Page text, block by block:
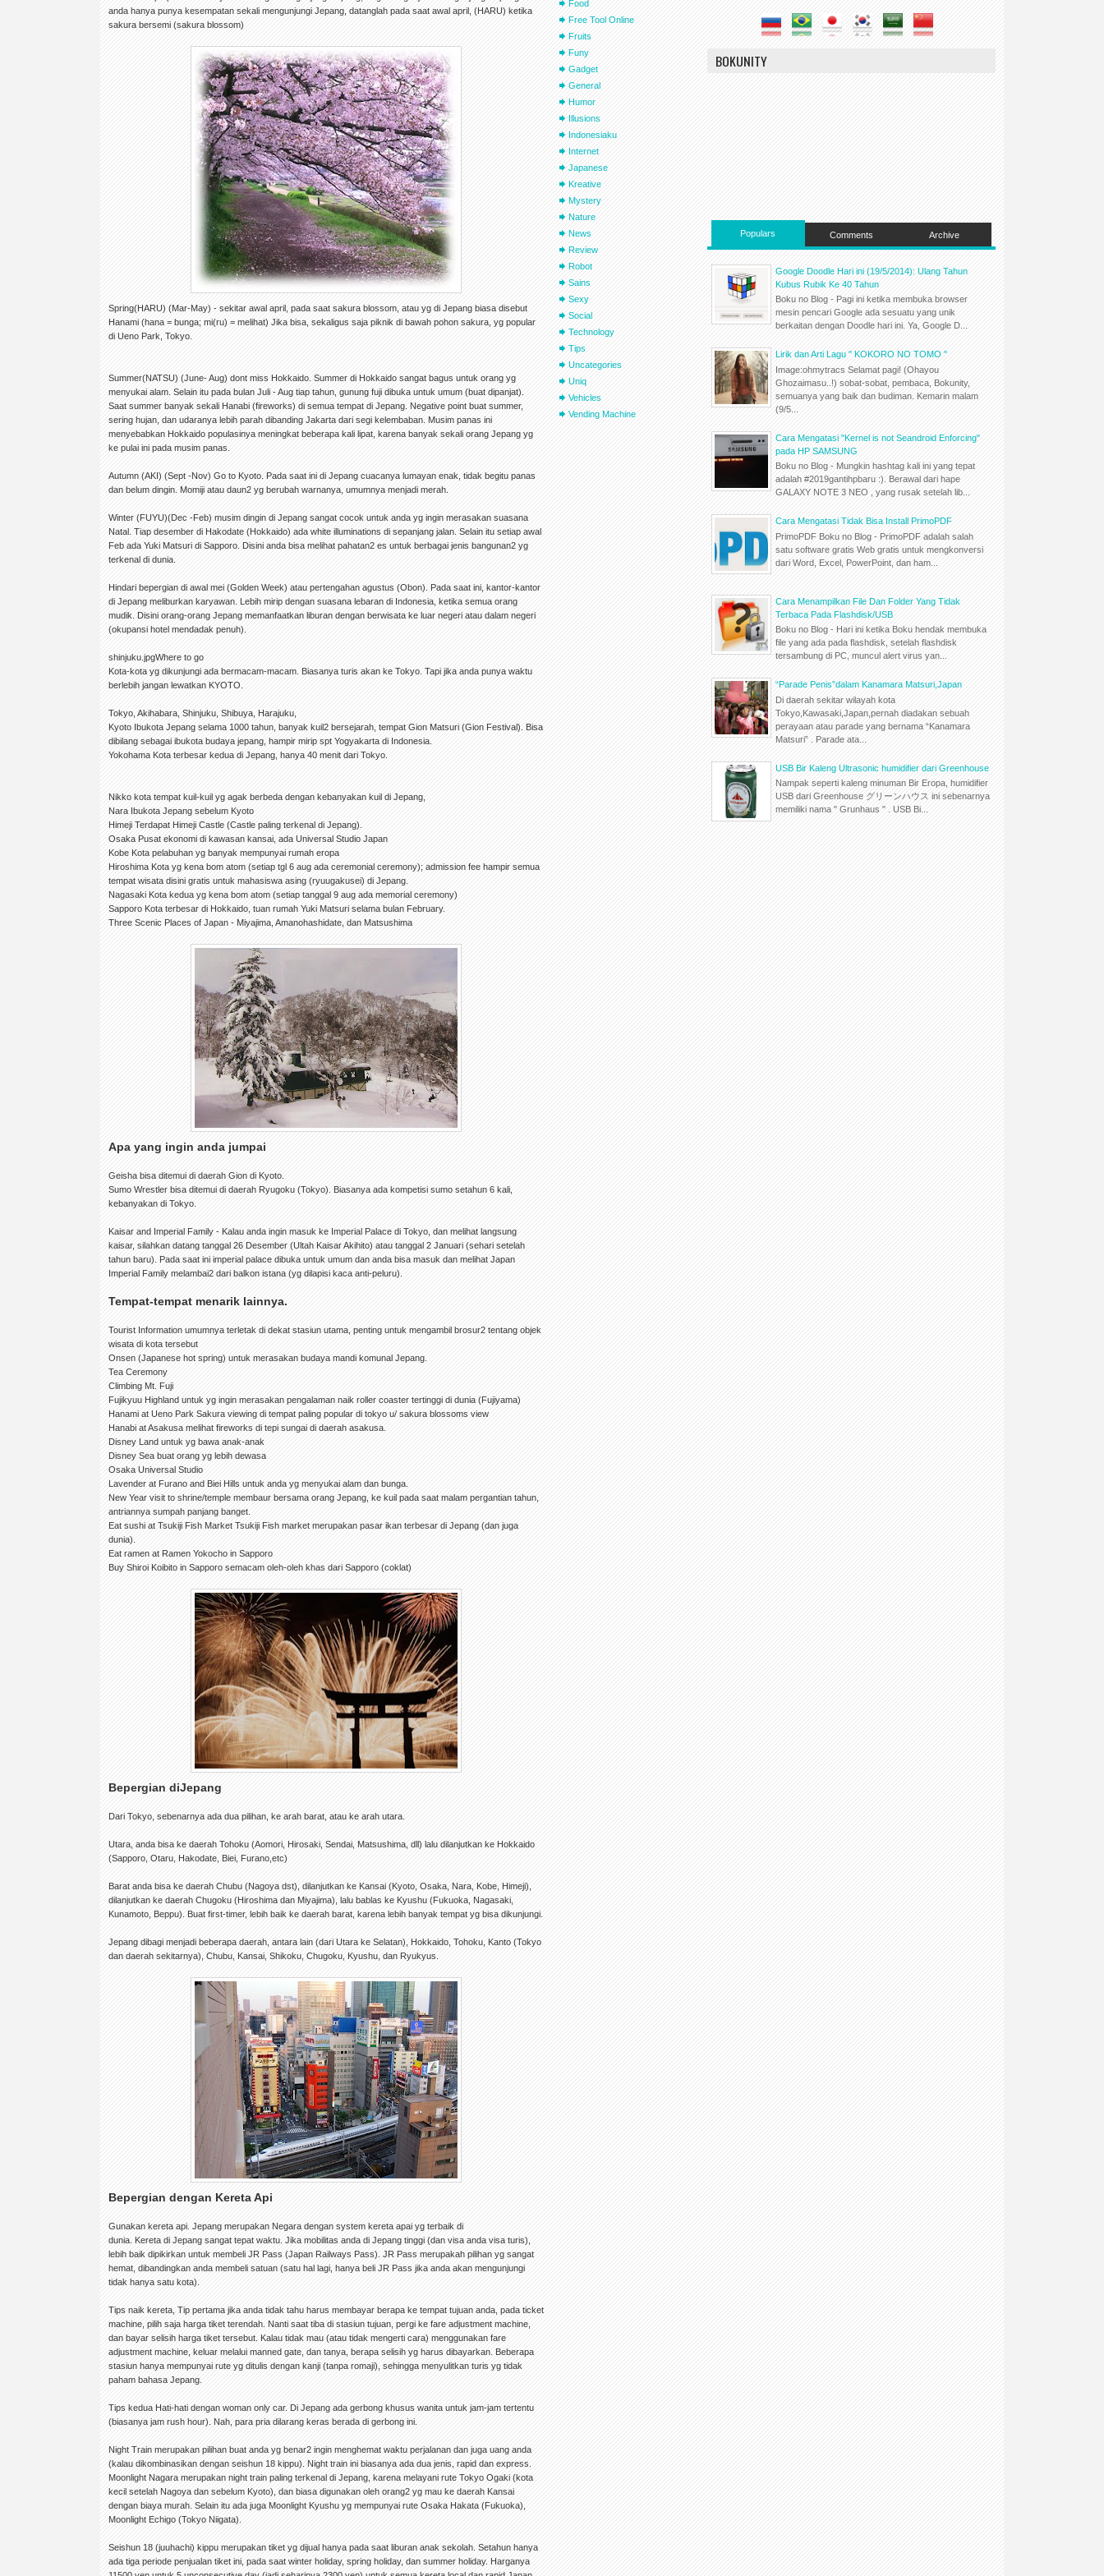
anda hanya punya kesempatan sekali mengunjungi Jepang, datanglah pada saat awal april, (HARU) ketika
sakura bersemi (sakura blossom)
Spring(HARU) (Mar-May) - sekitar awal april, pada saat sakura blossom, atau yg di Jepang biasa disebut
Hanami (hana = bunga; mi(ru) = melihat) Jika bisa, sekaligus saja piknik di bawah pohon sakura, yg popular
di Ueno Park, Tokyo.
Summer(NATSU) (June- Aug) dont miss Hokkaido. Summer di Hokkaido sangat bagus untuk orang yg
menyukai alam. Selain itu pada bulan Juli - Aug tiap tahun, gunung fuji dibuka untuk umum (buat dipanjat).
Saat summer banyak sekali Hanabi (fireworks) di semua tempat di Jepang. Negative point buat summer,
sering hujan, dan udaranya lebih parah dibanding Jakarta dari segi kelembaban. Musim panas ini
menyebabkan Hokkaido populasinya meningkat beberapa kali lipat, karena banyak sekali orang Jepang yg
ke pulai ini pada musim panas.
Autumn (AKI) (Sept -Nov) Go to Kyoto. Pada saat ini di Jepang cuacanya lumayan enak, tidak begitu panas
dan belum dingin. Momiji atau daun2 yg berubah warnanya, umumnya menjadi merah.
Winter (FUYU)(Dec -Feb) musim dingin di Jepang sangat cocok untuk anda yg ingin merasakan suasana
Natal. Tiap desember di Hakodate (Hokkaido) ada white illuminations di sepanjang jalan. Selain itu setiap awal
Feb ada Yuki Matsuri di Sapporo. Disini anda bisa melihat pahatan2 es untuk berbagai jenis bangunan2 yg
terkenal di dunia.
Hindari bepergian di awal mei (Golden Week) atau pertengahan agustus (Obon). Pada saat ini, kantor-kantor
di Jepang meliburkan karyawan. Lebih mirip dengan suasana lebaran di Indonesia, ketika semua orang
mudik. Disini orang-orang Jepang memanfaatkan liburan dengan berwisata ke luar negeri atau dalam negeri
(okupansi hotel mendadak penuh).
shinjuku.jpgWhere to go
Kota-kota yg dikunjungi ada bermacam-macam. Biasanya turis akan ke Tokyo. Tapi jika anda punya waktu
berlebih jangan lewatkan KYOTO.
Tokyo, Akihabara, Shinjuku, Shibuya, Harajuku,
Kyoto Ibukota Jepang selama 1000 tahun, banyak kuil2 bersejarah, tempat Gion Matsuri (Gion Festival). Bisa
dibilang sebagai ibukota budaya jepang, hampir mirip spt Yogyakarta di Indonesia.
Yokohama Kota terbesar kedua di Jepang, hanya 40 menit dari Tokyo.
Nikko kota tempat kuil-kuil yg agak berbeda dengan kebanyakan kuil di Jepang,
Nara Ibukota Jepang sebelum Kyoto
Himeji Terdapat Himeji Castle (Castle paling terkenal di Jepang).
Osaka Pusat ekonomi di kawasan kansai, ada Universal Studio Japan
Kobe Kota pelabuhan yg banyak mempunyai rumah eropa
Hiroshima Kota yg kena bom atom (setiap tgl 6 aug ada ceremonial ceremony); admission fee hampir semua
tempat wisata disini gratis untuk mahasiswa asing (ryuugakusei) di Jepang.
Nagasaki Kota kedua yg kena bom atom (setiap tanggal 9 aug ada memorial ceremony)
Sapporo Kota terbesar di Hokkaido, tuan rumah Yuki Matsuri selama bulan February.
Three Scenic Places of Japan - Miyajima, Amanohashidate, dan Matsushima
Apa yang ingin anda jumpai
Geisha bisa ditemui di daerah Gion di Kyoto.
Sumo Wrestler bisa ditemui di daerah Ryugoku (Tokyo). Biasanya ada kompetisi sumo setahun 6 kali,
kebanyakan di Tokyo.
Kaisar and Imperial Family - Kalau anda ingin masuk ke Imperial Palace di Tokyo, dan melihat langsung
kaisar, silahkan datang tanggal 26 Desember (Ultah Kaisar Akihito) atau tanggal 2 Januari (sehari setelah
tahun baru). Pada saat ini imperial palace dibuka untuk umum dan anda bisa masuk dan melihat Japan
Imperial Family melambai2 dari balkon istana (yg dilapisi kaca anti-peluru).
Tempat-tempat menarik lainnya.
Tourist Information umumnya terletak di dekat stasiun utama, penting untuk mengambil brosur2 tentang objek
wisata di kota tersebut
Onsen (Japanese hot spring) untuk merasakan budaya mandi komunal Jepang.
Tea Ceremony
Climbing Mt. Fuji
Fujikyuu Highland untuk yg ingin merasakan pengalaman naik roller coaster tertinggi di dunia (Fujiyama)
Hanami at Ueno Park Sakura viewing di tempat paling popular di tokyo u/ sakura blossoms view
Hanabi at Asakusa melihat fireworks di tepi sungai di daerah asakusa.
Disney Land untuk yg bawa anak-anak
Disney Sea buat orang yg lebih dewasa
Osaka Universal Studio
Lavender at Furano and Biei Hills untuk anda yg menyukai alam dan bunga.
New Year visit to shrine/temple membaur bersama orang Jepang, ke kuil pada saat malam pergantian tahun,
antriannya sumpah panjang banget.
Eat sushi at Tsukiji Fish Market Tsukiji Fish market merupakan pasar ikan terbesar di Jepang (dan juga
dunia).
Eat ramen at Ramen Yokocho in Sapporo
Buy Shiroi Koibito in Sapporo semacam oleh-oleh khas dari Sapporo (coklat)
Bepergian diJepang
Dari Tokyo, sebenarnya ada dua pilihan, ke arah barat, atau ke arah utara.
Utara, anda bisa ke daerah Tohoku (Aomori, Hirosaki, Sendai, Matsushima, dll) lalu dilanjutkan ke Hokkaido
(Sapporo, Otaru, Hakodate, Biei, Furano,etc)
Barat anda bisa ke daerah Chubu (Nagoya dst), dilanjutkan ke Kansai (Kyoto, Osaka, Nara, Kobe, Himeji),
dilanjutkan ke daerah Chugoku (Hiroshima dan Miyajima), lalu bablas ke Kyushu (Fukuoka, Nagasaki,
Kunamoto, Beppu). Buat first-timer, lebih baik ke daerah barat, karena lebih banyak tempat yg bisa dikunjungi.
Jepang dibagi menjadi beberapa daerah, antara lain (dari Utara ke Selatan), Hokkaido, Tohoku, Kanto (Tokyo
dan daerah sekitarnya), Chubu, Kansai, Shikoku, Chugoku, Kyushu, dan Ryukyus.
Bepergian dengan Kereta Api
Gunakan kereta api. Jepang merupakan Negara dengan system kereta apai yg terbaik di
dunia. Kereta di Jepang sangat tepat waktu. Jika mobilitas anda di Jepang tinggi (dan visa anda visa turis),
lebih baik dipikirkan untuk membeli JR Pass (Japan Railways Pass). JR Pass merupakah pilihan yg sangat
hemat, dibandingkan anda membeli satuan (satu hal lagi, hanya beli JR Pass jika anda akan mengunjungi
tidak hanya satu kota).
Tips naik kereta, Tip pertama jika anda tidak tahu harus membayar berapa ke tempat tujuan anda, pada ticket
machine, pilih saja harga tiket terendah. Nanti saat tiba di stasiun tujuan, pergi ke fare adjustment machine,
dan bayar selisih harga tiket tersebut. Kalau tidak mau (atau tidak mengerti cara) menggunakan fare
adjustment machine, keluar melalui manned gate, dan tanya, berapa selisih yg harus dibayarkan. Beberapa
stasiun hanya mempunyai rute yg ditulis dengan kanji (tanpa romaji), sehingga menyulitkan turis yg tidak
paham bahasa Jepang.
Tips kedua Hati-hati dengan woman only car. Di Jepang ada gerbong khusus wanita untuk jam-jam tertentu
(biasanya jam rush hour). Nah, para pria dilarang keras berada di gerbong ini.
Night Train merupakan pilihan buat anda yg benar2 ingin menghemat waktu perjalanan dan juga uang anda
(kalau dikombinasikan dengan seishun 18 kippu). Night train ini biasanya ada dua jenis, rapid dan express.
Moonlight Nagara merupakan night train paling terkenal di Jepang, karena melayani rute Tokyo Ogaki (kota
kecil setelah Nagoya dan sebelum Kyoto), dan biasa digunakan oleh orang2 yg mau ke daerah Kansai
dengan biaya murah. Selain itu ada juga Moonlight Kyushu yg mempunyai rute Osaka Hakata (Fukuoka),
Moonlight Echigo (Tokyo Niigata).
Seishun 18 (juuhachi) kippu merupakan tiket yg dijual hanya pada saat liburan anak sekolah. Setahun hanya
ada tiga periode penjualan tiket ini, pada saat winter holiday, spring holiday, dan summer holiday. Harganya
BOKUNITY
Populars Comments Archive
Google Doodle Hari ini (19/5/2014): Ulang Tahun
Kubus Rubik Ke 40 Tahun
Boku no Blog - Pagi ini ketika membuka browser
mesin pencari Google ada sesuatu yang unik
berkaitan dengan Doodle hari ini. Ya, Google D...
Lirik dan Arti Lagu " KOKORO NO TOMO "
Image:ohmytracs Selamat pagi! (Ohayou
Ghozaimasu..!) sobat-sobat, pembaca, Bokunity,
semuanya yang baik dan budiman. Kemarin malam
(9/5...
Cara Mengatasi "Kernel is not Seandroid Enforcing"
pada HP SAMSUNG
Boku no Blog - Mungkin hashtag kali ini yang tepat
adalah #2019gantihpbaru :). Berawal dari hape
GALAXY NOTE 3 NEO , yang rusak setelah lib...
Cara Mengatasi Tidak Bisa Install PrimoPDF
PrimoPDF Boku no Blog - PrimoPDF adalah salah
satu software gratis Web gratis untuk mengkonversi
dari Word, Excel, PowerPoint, dan ham...
Cara Menampilkan File Dan Folder Yang Tidak
Terbaca Pada Flashdisk/USB
Boku no Blog - Hari ini ketika Boku hendak membuka
file yang ada pada flashdisk, setelah flashdisk
tersambung di PC, muncul alert virus yan...
“Parade Penis”dalam Kanamara Matsuri,Japan
Di daerah sekitar wilayah kota
Tokyo,Kawasaki,Japan,pernah diadakan sebuah
perayaan atau parade yang bernama “Kanamara
Matsuri” . Parade ata...
USB Bir Kaleng Ultrasonic humidifier dari Greenhouse
Nampak seperti kaleng minuman Bir Eropa, humidifier
USB dari Greenhouse グリーンハウス ini sebenarnya
memiliki nama " Grunhaus " . USB Bi...
Food
Free Tool Online
Fruits
Funy
Gadget
General
Humor
Illusions
Indonesiaku
Internet
Japanese
Kreative
Mystery
Nature
News
Review
Robot
Sains
Sexy
Social
Technology
Tips
Uncategories
Uniq
Vehicles
Vending Machine